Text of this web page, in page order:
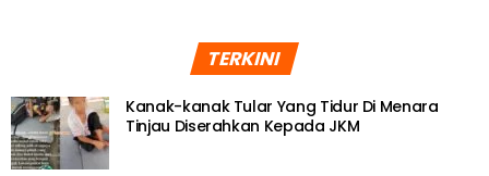
TERKINI
Kanak-kanak Tular Yang Tidur Di Menara
Tinjau Diserahkan Kepada JKM